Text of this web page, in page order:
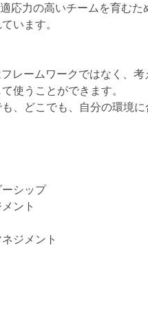
応力の高いチームを育むた
います。
レームワークではなく、
使うことができます。
、どこでも、自分の環境
シップ
ント
ジメント